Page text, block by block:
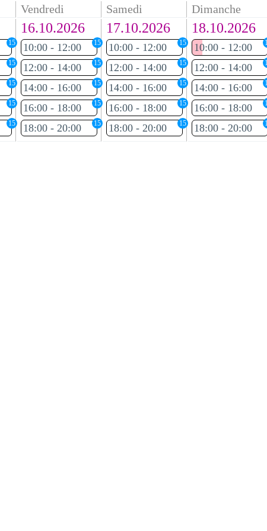
Vendredi Samedi
Dimanche
15
15
15
15
15
16.10.2026
10:00 - 12:00 15
12:00 - 14:00 15
14:00 - 16:00 15
16:00 - 18:00 15
18:00 - 20:00 15
17.10.2026
10:00 - 12:00 15
12:00 - 14:00 15
14:00 - 16:00 15
16:00 - 18:00 15
18:00 - 20:00 15
18.10.2026
10:00 - 12:00
12:00 - 14:00
14:00 - 16:00
16:00 - 18:00
18:00 - 20:00